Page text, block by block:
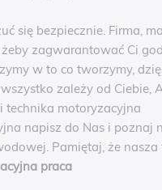
się bezpiecznie. Firma,
zagwarantować Ci
w to co tworzymy,
zależy od Ciebie,
technika motoryzacyjna
napisz do Nas i poznaj
Pamiętaj, że
praca